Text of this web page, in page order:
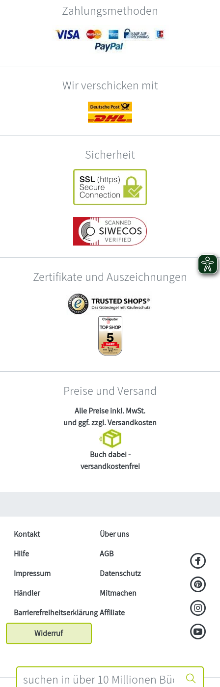
Zahlungsmethoden
Wir verschicken mit
Sicherheit
Zertifikate und Auszeichnungen
Preise und Versand
Alle Preise inkl. MwSt.
und ggf. zzgl.Versandkosten
Buch dabei -
versandkostenfrei
Kontakt
Über uns
Hilfe
AGB
Impressum
Datenschutz
Händler
Mitmachen
BarrierefreiheitserklärungAffiliate
Widerruf